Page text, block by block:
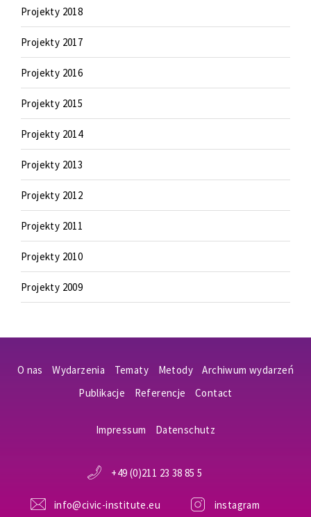
Projekty 2018
Projekty 2017
Projekty 2016
Projekty 2015
Projekty 2014
Projekty 2013
Projekty 2012
Projekty 2011
Projekty 2010
Projekty 2009
O nas Wydarzenia Tematy Metody
Archiwum wydarzeń
Publikacje
Referencje Contact
Impressum Datenschutz
+49 (0)211 23 38 85 5
info@civic-institute.eu instagram